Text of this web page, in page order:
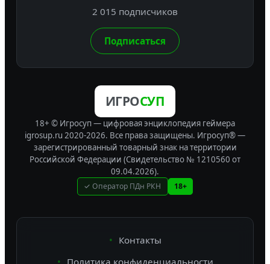
2 015 подписчиков
Подписаться
ИГРОСУП
18+ © Игросуп — цифровая энциклопедия геймера
igrosup.ru 2020-2026. Все права защищены. Игросуп® —
зарегистрированный товарный знак на территории
Российской Федерации (Свидетельство № 1210560 от
09.04.2026).
✓ Оператор ПДн РКН 18+
Контакты